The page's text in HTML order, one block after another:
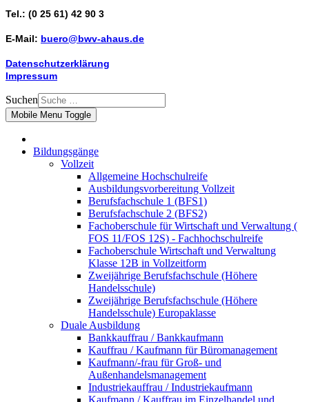
Tel.: (0 25 61) 42 90 3
E-Mail: buero@bwv-ahaus.de
Datenschutzerklärung
Impressum
Suchen
Mobile Menu Toggle
Bildungsgänge
Vollzeit
Allgemeine Hochschulreife
Ausbildungsvorbereitung Vollzeit
Berufsfachschule 1 (BFS1)
Berufsfachschule 2 (BFS2)
Fachoberschule für Wirtschaft und Verwaltung (
FOS 11/FOS 12S) - Fachhochschulreife
Fachoberschule Wirtschaft und Verwaltung
Klasse 12B in Vollzeitform
Zweijährige Berufsfachschule (Höhere
Handelsschule)
Zweijährige Berufsfachschule (Höhere
Handelsschule) Europaklasse
Duale Ausbildung
Bankkauffrau / Bankkaufmann
Kauffrau / Kaufmann für Büromanagement
Kaufmann/-frau für Groß- und
Außenhandelsmanagement
Industriekauffrau / Industriekaufmann
Kaufmann / Kauffrau im Einzelhandel und